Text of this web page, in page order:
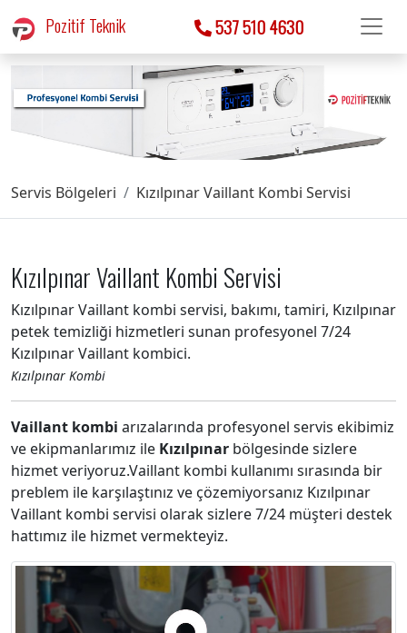
Pozitif Teknik 537 510 4630
Servis Bölgeleri Kızılpınar Vaillant Kombi Servisi
Kızılpınar Vaillant Kombi Servisi
Kızılpınar Vaillant kombi servisi, bakımı, tamiri, Kızılpınar
petek temizliği hizmetleri sunan profesyonel 7/24
Kızılpınar Vaillant kombici.
Kızılpınar Kombi
Vaillant kombi arızalarında profesyonel servis ekibimiz
ve ekipmanlarımız ile Kızılpınar bölgesinde sizlere
hizmet veriyoruz.Vaillant kombi kullanımı sırasında bir
preblem ile karşılaştınız ve çözemiyorsanız Kızılpınar
Vaillant kombi servisi olarak sizlere 7/24 müşteri destek
hattımız ile hizmet vermekteyiz.